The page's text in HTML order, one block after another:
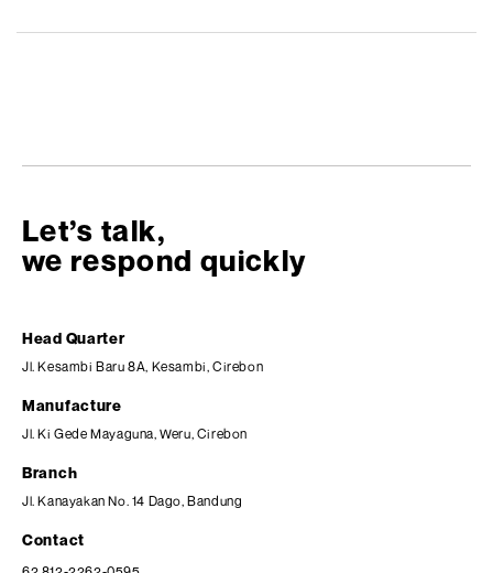
Let’s talk,
we respond quickly
Head Quarter
Jl. Kesambi Baru 8A, Kesambi, Cirebon
Manufacture
Jl. Ki Gede Mayaguna, Weru, Cirebon
Branch
Jl. Kanayakan No. 14 Dago, Bandung
Contact